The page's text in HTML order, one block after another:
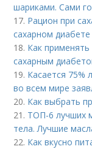
шариками. Сами
17. Рацион при
сахарном диабете
18. Как
сахарным
19. Касается 75%
во всем мире
20. Как выбрать
21. ТОП-6 лучших
тела. Лучшие
22. Как вкусно